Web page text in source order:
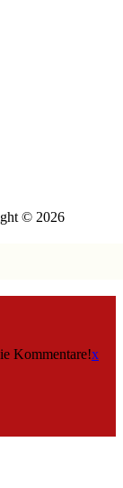
© 2026
Kommentare!x